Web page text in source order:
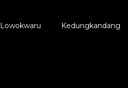
Lowokwaru Kedungkandang